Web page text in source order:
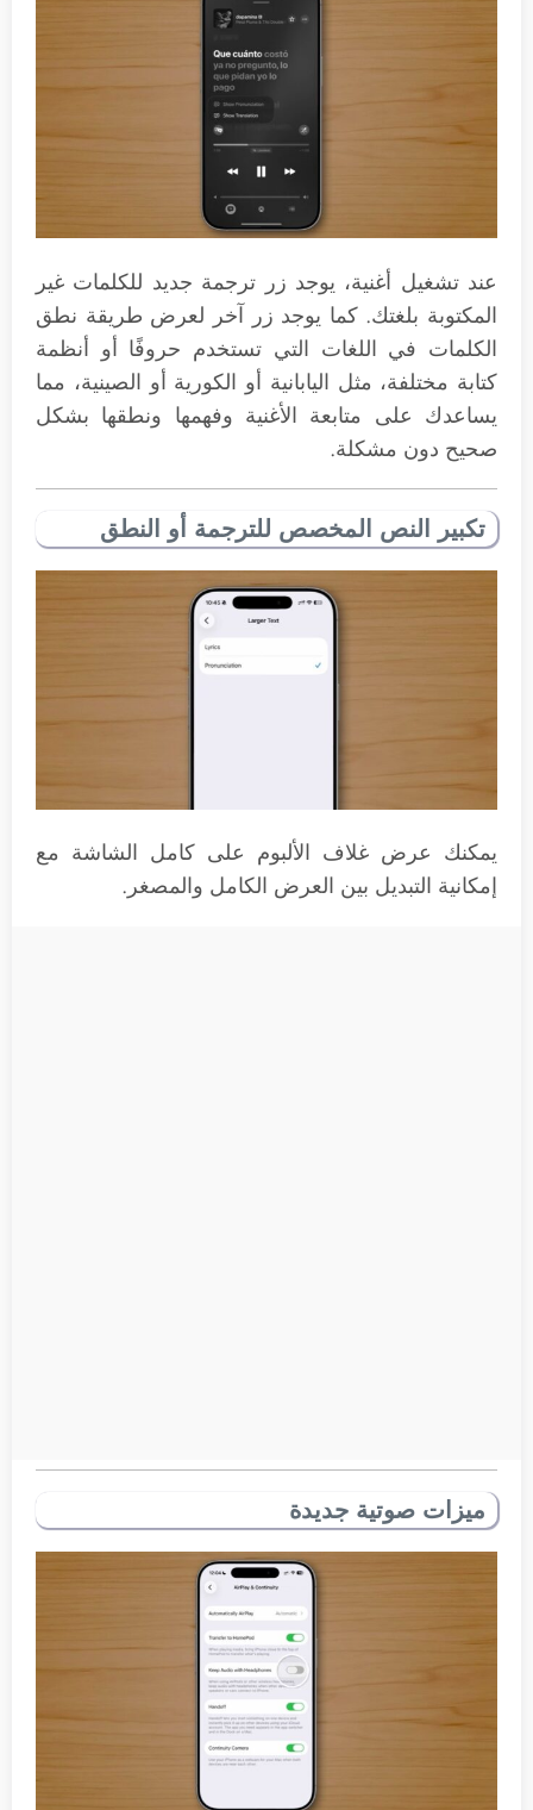
عند تشغيل أغنية، يوجد زر ترجمة جديد للكلمات غير
المكتوبة بلغتك. كما يوجد زر آخر لعرض طريقة نطق
الكلمات في اللغات التي تستخدم حروفًا أو أنظمة
كتابة مختلفة، مثل اليابانية أو الكورية أو الصينية، مما
يساعدك على متابعة الأغنية وفهمها ونطقها بشكل
صحيح دون مشكلة.
تكبير النص المخصص للترجمة أو النطق
يمكنك عرض غلاف الألبوم على كامل الشاشة مع
إمكانية التبديل بين العرض الكامل والمصغر.
ميزات صوتية جديدة